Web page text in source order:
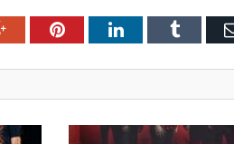
Google+PinterestLinkedInTumblr